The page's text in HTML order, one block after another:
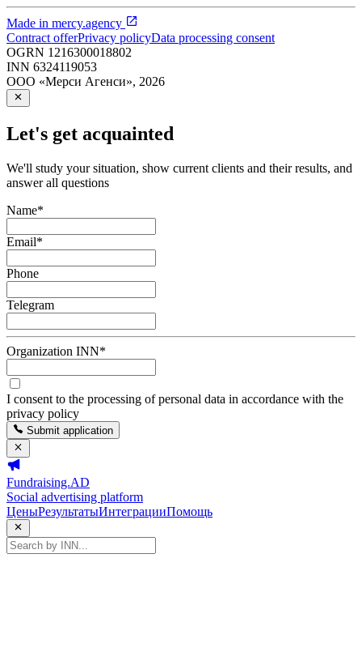
Made in mercy.agency
Contract offerPrivacy policyData processing consent
OGRN 1216300018802
INN 6324119053
ООО «Мерси Агенси», 2026
Let's get acquainted
We'll study your situation, show current clients and their results, and
answer all questions
Name*
Email*
Phone
Telegram
Organization INN*
I consent to the processing of personal data in accordance with the
privacy policy
Submit application
Fundraising.AD
Social advertising platform
ЦеныРезультатыИнтеграцииПомощь